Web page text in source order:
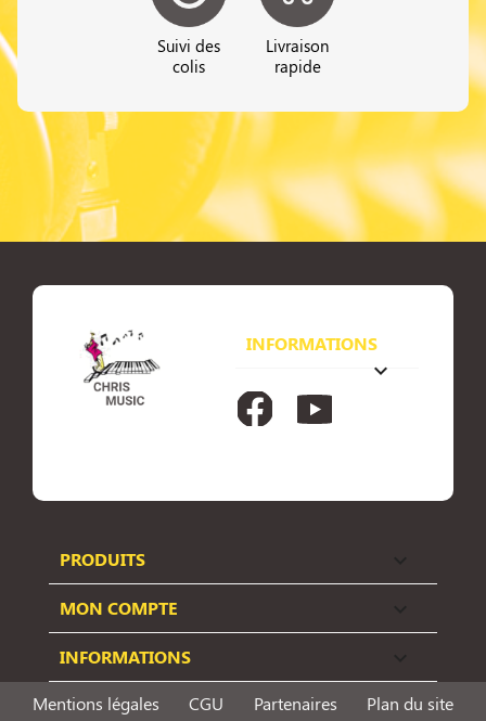
Suivi des
colis
Livraison
rapide
INFORMATIONS
keyboard_arrow_down
FacebookYouTube
PRODUITS
MON COMPTE
INFORMATIONS
Mentions légales CGU Partenaires Plan du site